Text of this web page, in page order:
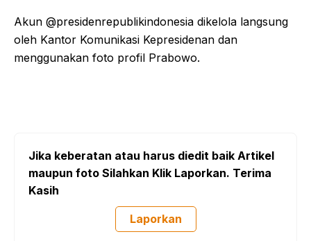
Akun @presidenrepublikindonesia dikelola langsung
oleh Kantor Komunikasi Kepresidenan dan
menggunakan foto profil Prabowo.
Jika keberatan atau harus diedit baik Artikel
maupun foto Silahkan Klik Laporkan. Terima
Kasih
Laporkan